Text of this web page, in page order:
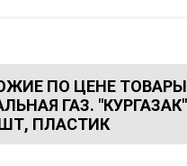
ПО ЦЕНЕ
ГАЗ. "КУРГАЗАК"
ПЛАСТИК